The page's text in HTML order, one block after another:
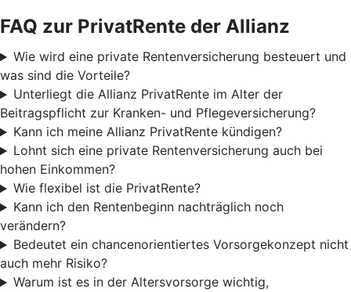
FAQ zur PrivatRente der Allianz
Wie wird eine private Rentenversicherung besteuert und
was sind die Vorteile?
Unterliegt die Allianz PrivatRente im Alter der
Beitragspflicht zur Kranken- und Pflegeversicherung?
Kann ich meine Allianz PrivatRente kündigen?
Lohnt sich eine private Rentenversicherung auch bei
hohen Einkommen?
Wie flexibel ist die PrivatRente?
Kann ich den Rentenbeginn nachträglich noch
verändern?
Bedeutet ein chancenorientiertes Vorsorgekonzept nicht
auch mehr Risiko?
Warum ist es in der Altersvorsorge wichtig,